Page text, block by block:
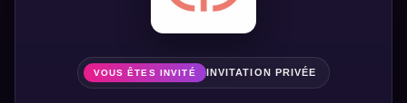
VOUS ÊTES INVITÉ INVITATION PRIVÉE